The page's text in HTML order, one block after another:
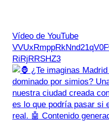
Vídeo de YouTube
RiRjRRSHZ3